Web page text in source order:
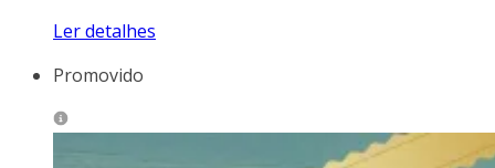
Ler detalhes
Promovido